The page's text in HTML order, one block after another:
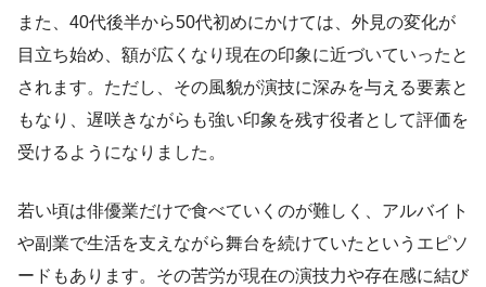
また、40代後半から50代初めにかけては、外見の変化が
目立ち始め、額が広くなり現在の印象に近づいていったと
されます。ただし、その風貌が演技に深みを与える要素と
もなり、遅咲きながらも強い印象を残す役者として評価を
受けるようになりました。
若い頃は俳優業だけで食べていくのが難しく、アルバイト
や副業で生活を支えながら舞台を続けていたというエピソ
ードもあります。その苦労が現在の演技力や存在感に結び